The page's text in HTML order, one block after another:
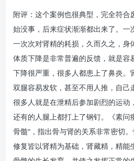
附评：这个案例也很典型，完全符合
始没事，后来症状渐渐都出来了。一
一次次对肾精的耗损，久而久之，身
体质下降是非常普遍的反馈，就是容
下降很严重，很多人都患上了鼻炎。
双腿容易发软，甚至不用人推，自己
很多人就是在泄精后参加剧烈的运动
还有的人腿上都打上了钢钉。《素问
骨髓”，指出骨与肾的关系非常密切
修复皆以肾精为基础，肾藏精，精能